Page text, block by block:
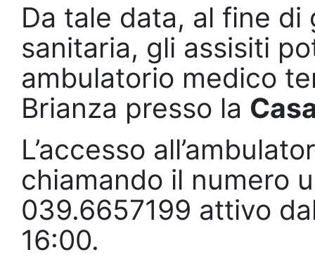
Da tale data, al fine di
sanitaria, gli assisiti
ambulatorio medico
Brianza presso la
L’accesso
chiamando il numero
039.6657199 attivo
16:00.